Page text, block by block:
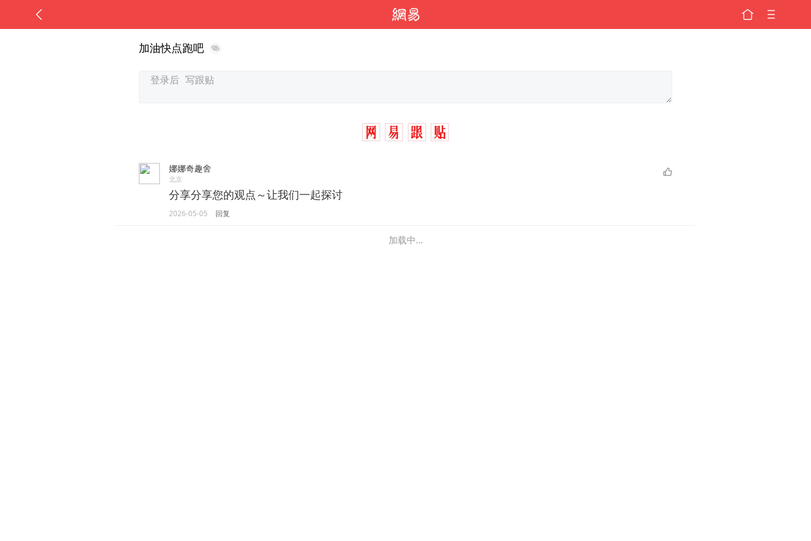
加油快点跑吧
娜娜奇趣舍
北京
分享分享您的观点～让我们一起探讨
2026-05-05 回复
加载中...